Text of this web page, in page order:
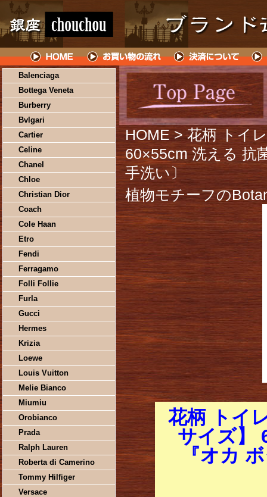
Balenciaga
Bottega Veneta
Burberry
Bvlgari
Cartier
Celine
Chanel
Chloe
Christian Dior
Coach
Cole Haan
Etro
Fendi
Ferragamo
Folli Follie
Furla
Gucci
Hermes
Krizia
Loewe
Louis Vuitton
Melie Bianco
Miumiu
Orobianco
Prada
Ralph Lauren
Roberta di Camerino
Tommy Hilfiger
Versace
HOME > 花柄 トイ
60×55cm 洗える 抗
手洗い〕
植物モチーフの
花柄 トイ
サイズ】
『オカ